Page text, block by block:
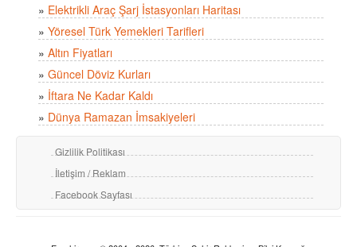
» Elektrikli Araç Şarj İstasyonları Haritası
» Yöresel Türk Yemekleri Tarifleri
» Altın Fiyatları
» Güncel Döviz Kurları
» İftara Ne Kadar Kaldı
» Dünya Ramazan İmsakiyeleri
Gizlilik Politikası
İletişim / Reklam
Facebook Sayfası